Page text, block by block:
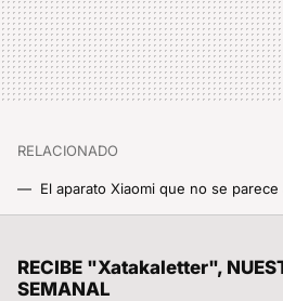
RELACIONADO
RECIBE "Xatakaletter",
SEMANAL